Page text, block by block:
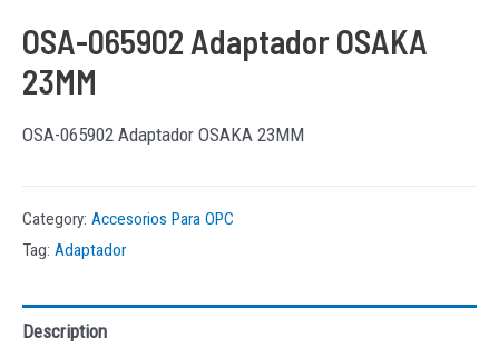
OSA-065902 Adaptador OSAKA
23MM
OSA-065902 Adaptador OSAKA 23MM
Category: Accesorios Para OPC
Tag: Adaptador
Description